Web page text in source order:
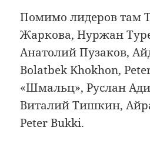
Помимо лидеров там
Жаркова, Нуржан
Анатолий Пузаков,
Bolatbek Khokhon,
«Шмальц», Руслан
Виталий Тишкин,
Peter Bukki.